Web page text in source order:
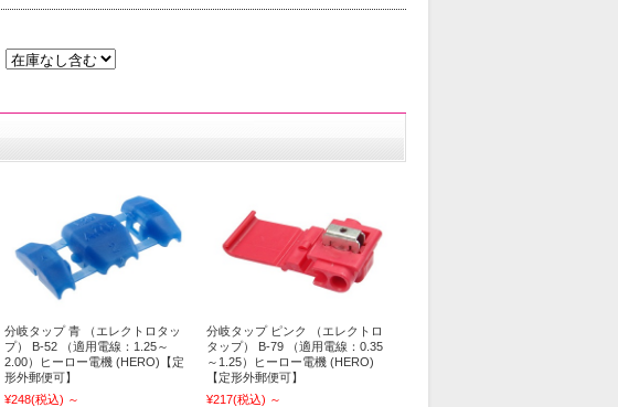
分岐タップ 青 （エレクトロタッ
プ） B-52 （適用電線：1.25～
2.00）ヒーロー電機 (HERO)【定
形外郵便可】
¥248(税込) ～
分岐タップ ピンク （エレクトロ
タップ） B-79 （適用電線：0.35
～1.25）ヒーロー電機 (HERO)
【定形外郵便可】
¥217(税込) ～